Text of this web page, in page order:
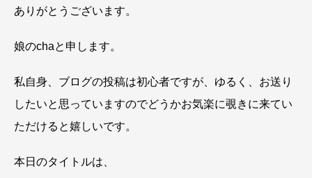
ありがとうございます。
娘のchaと申します。
私自身、ブログの投稿は初心者ですが、ゆるく、お送り
したいと思っていますのでどうかお気楽に覗きに来てい
ただけると嬉しいです。
本日のタイトルは、